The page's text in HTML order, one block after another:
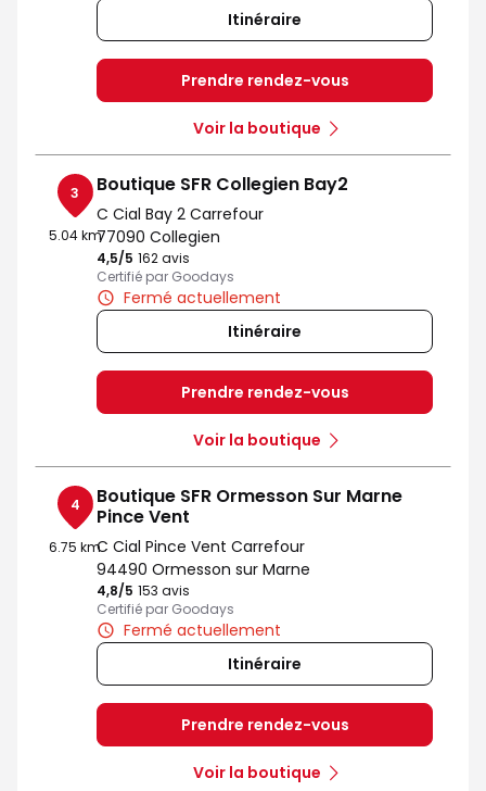
Itinéraire
Prendre rendez-vous
Voir la boutique
3
5.04 km
Boutique SFR Collegien Bay2
C Cial Bay 2 Carrefour
77090 Collegien
4,5/5 Note de 4.5 sur 5
162 avis
Certifié par Goodays
Fermé actuellement
Itinéraire
Prendre rendez-vous
Voir la boutique
4
6.75 km
Boutique SFR Ormesson Sur Marne
Pince Vent
C Cial Pince Vent Carrefour
94490 Ormesson sur Marne
4,8/5 Note de 4.8 sur 5
153 avis
Certifié par Goodays
Fermé actuellement
Itinéraire
Prendre rendez-vous
Voir la boutique